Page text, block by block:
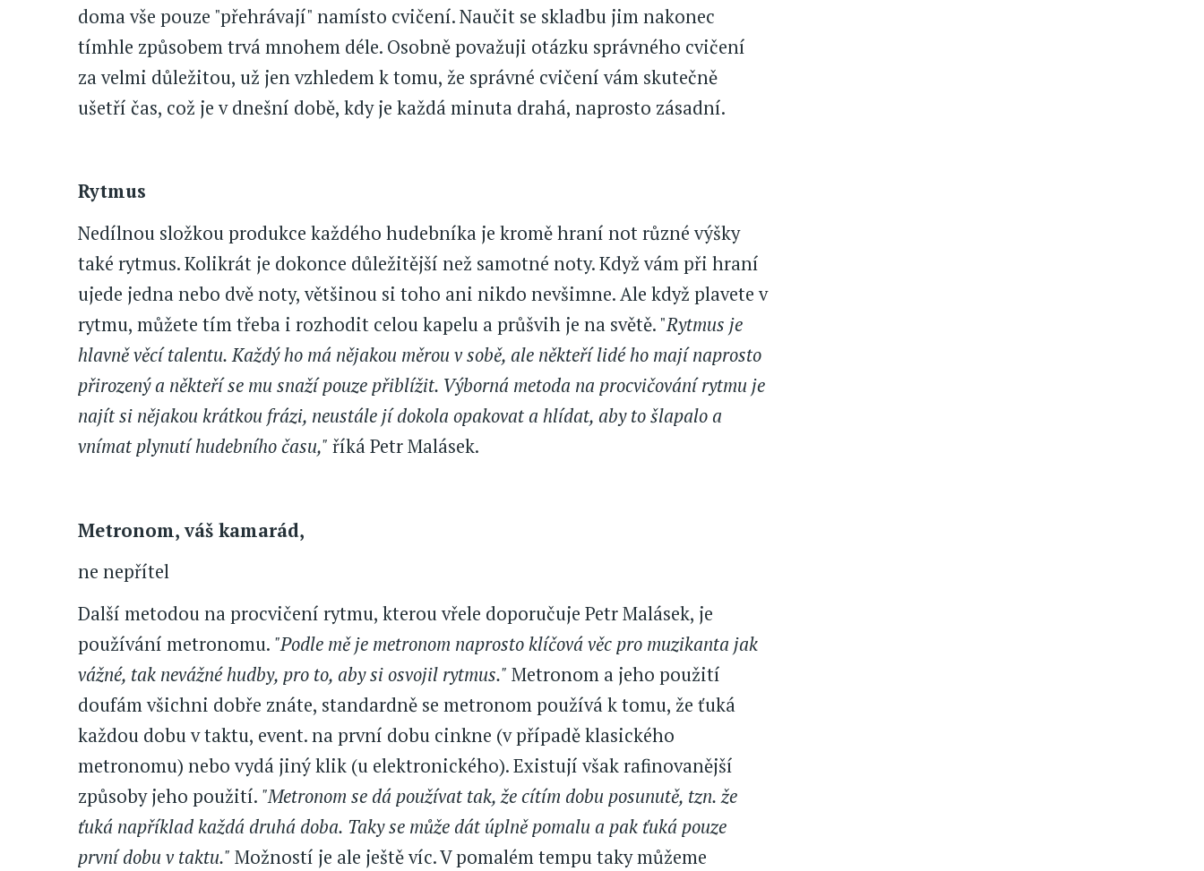
doma vše pouze "přehrávají" namísto cvičení. Naučit se skladbu jim nakonec
tímhle způsobem trvá mnohem déle. Osobně považuji otázku správného cvičení
za velmi důležitou, už jen vzhledem k tomu, že správné cvičení vám skutečně
ušetří čas, což je v dnešní době, kdy je každá minuta drahá, naprosto zásadní.
Rytmus
Nedílnou složkou produkce každého hudebníka je kromě hraní not různé výšky
také rytmus. Kolikrát je dokonce důležitější než samotné noty. Když vám při hraní
ujede jedna nebo dvě noty, většinou si toho ani nikdo nevšimne. Ale když plavete v
rytmu, můžete tím třeba i rozhodit celou kapelu a průšvih je na světě. "Rytmus je
hlavně věcí talentu. Každý ho má nějakou měrou v sobě, ale někteří lidé ho mají naprosto
přirozený a někteří se mu snaží pouze přiblížit. Výborná metoda na procvičování rytmu je
najít si nějakou krátkou frázi, neustále jí dokola opakovat a hlídat, aby to šlapalo a
vnímat plynutí hudebního času," říká Petr Malásek.
Metronom, váš kamarád,
ne nepřítel
Další metodou na procvičení rytmu, kterou vřele doporučuje Petr Malásek, je
používání metronomu. "Podle mě je metronom naprosto klíčová věc pro muzikanta jak
vážné, tak nevážné hudby, pro to, aby si osvojil rytmus." Metronom a jeho použití
doufám všichni dobře znáte, standardně se metronom používá k tomu, že ťuká
každou dobu v taktu, event. na první dobu cinkne (v případě klasického
metronomu) nebo vydá jiný klik (u elektronického). Existují však rafinovanější
způsoby jeho použití. "Metronom se dá používat tak, že cítím dobu posunutě, tzn. že
ťuká například každá druhá doba. Taky se může dát úplně pomalu a pak ťuká pouze
první dobu v taktu." Možností je ale ještě víc. V pomalém tempu taky můžeme